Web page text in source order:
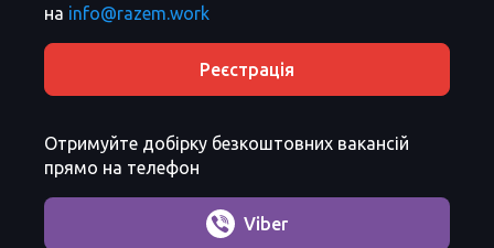
на info@razem.work
Реєстрація
Отримуйте добірку безкоштовних вакансій
прямо на телефон
Viber